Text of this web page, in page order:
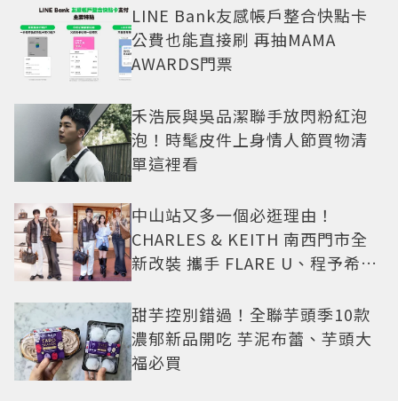
LINE Bank友感帳戶整合快點卡
公費也能直接刷 再抽MAMA
AWARDS門票
禾浩辰與吳品潔聯手放閃粉紅泡
泡！時髦皮件上身情人節買物清
單這裡看
中山站又多一個必逛理由！
CHARLES & KEITH 南西門市全
新改裝 攜手 FLARE U、程予希演
甜芋控別錯過！全聯芋頭季10款
濃郁新品開吃 芋泥布蕾、芋頭大
福必買